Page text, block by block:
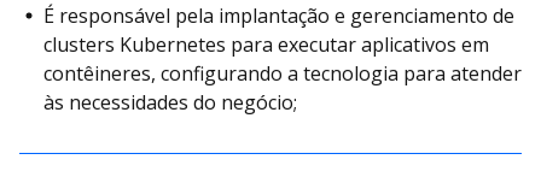
É responsável pela implantação e gerenciamento de
clusters Kubernetes para executar aplicativos em
contêineres, configurando a tecnologia para atender
às necessidades do negócio;